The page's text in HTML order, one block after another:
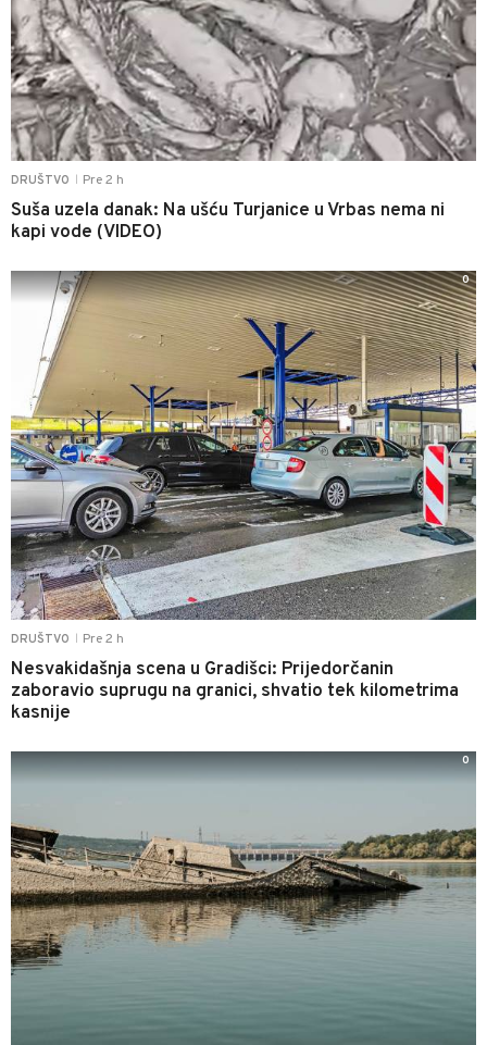
DRUŠTVO Pre 2 h
Suša uzela danak: Na ušću Turjanice u Vrbas nema ni
kapi vode (VIDEO)
DRUŠTVO Pre 2 h
Nesvakidašnja scena u Gradišci: Prijedorčanin
zaboravio suprugu na granici, shvatio tek kilometrima
kasnije
0
0